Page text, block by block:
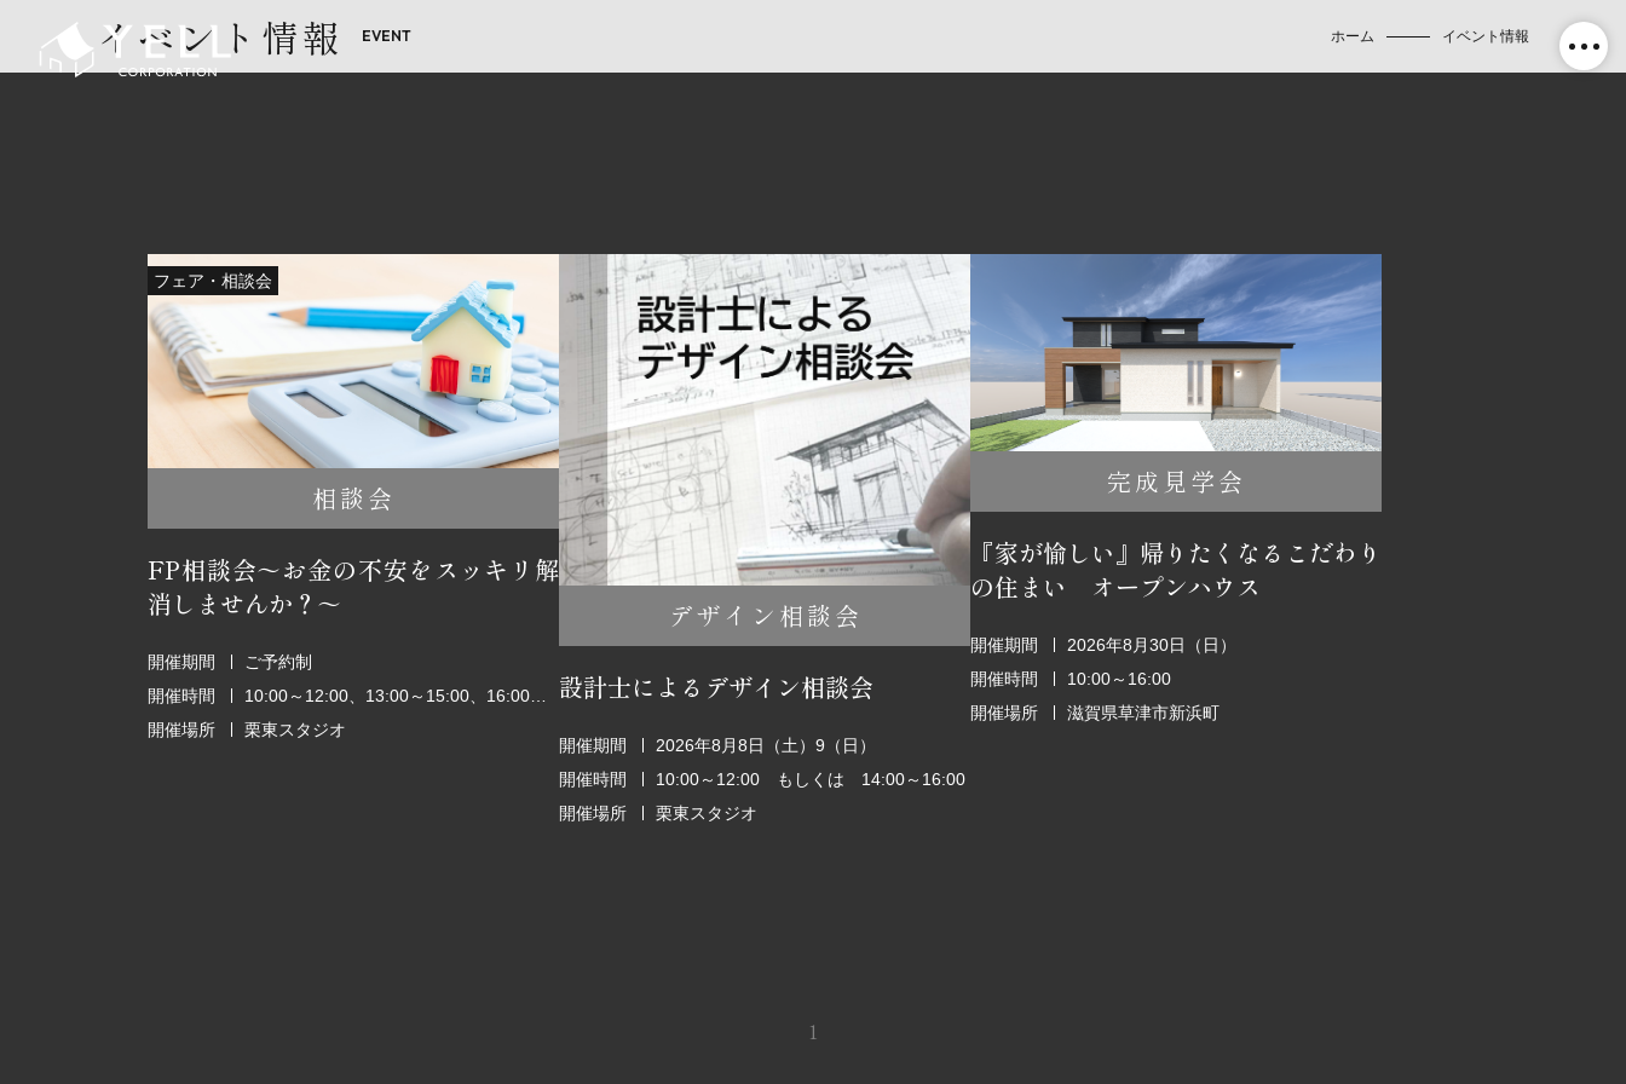
イベント情報 ホーム イベント情報
フェア・相談会
相談会
FP相談会～お金の不安をスッキリ解
消しませんか？～
開催期間
ご予約制
開催時間
開催場所
栗東スタジオ
デザイン相談会
設計士によるデザイン相談会
開催期間
2026年8月8日（土）9（日）
開催時間
10:00～12:00 もしくは 14:00～16:00
開催場所
栗東スタジオ
完成見学会
『家が愉しい』帰りたくなるこだわり
の住まい オープンハウス
開催期間
2026年8月30日（日）
開催時間
10:00～16:00
開催場所
滋賀県草津市新浜町
1